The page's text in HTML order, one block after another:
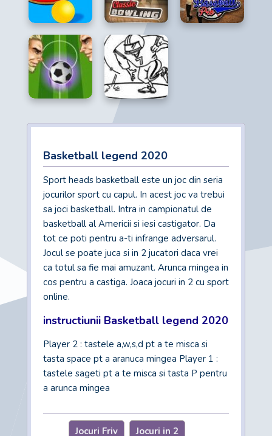
Basketball legend 2020
Sport heads basketball este un joc din seria
jocurilor sport cu capul. In acest joc va trebui
sa joci basketball. Intra in campionatul de
basketball al Americii si iesi castigator. Da
tot ce poti pentru a-ti infrange adversarul.
Jocul se poate juca si in 2 jucatori daca vrei
ca totul sa fie mai amuzant. Arunca mingea in
cos pentru a castiga. Joaca jocuri in 2 cu sport
online.
instructiunii Basketball legend 2020
Player 2 : tastele a,w,s,d pt a te misca si
tasta space pt a aranuca mingea Player 1 :
tastele sageti pt a te misca si tasta P pentru
a arunca mingea
Jocuri Friv Jocuri in 2